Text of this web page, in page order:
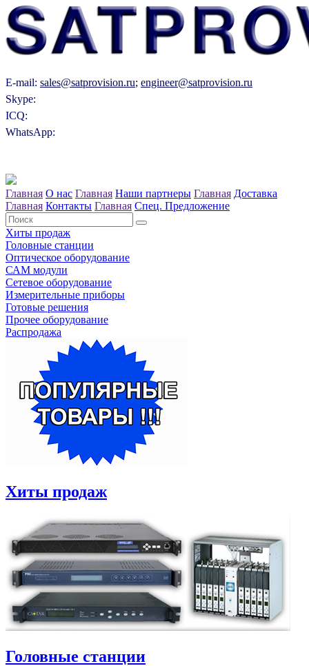
E-mail: sales@satprovision.ru; engineer@satprovision.ru
Skype:
ICQ:
WhatsApp:
Главная О нас Главная Наши партнеры Главная Доставка
Главная Контакты Главная Спец. Предложение
Хиты продаж
Головные станции
Оптическое оборудование
САM модули
Сетевое оборудование
Измерительные приборы
Готовые решения
Прочее оборудование
Распродажа
Хиты продаж
Головные станции